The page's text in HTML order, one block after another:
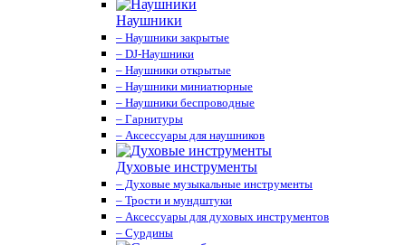
Наушники
– Наушники закрытые
– DJ-Наушники
– Наушники открытые
– Наушники миниатюрные
– Наушники беспроводные
– Гарнитуры
– Аксессуары для наушников
Духовые инструменты
– Духовые музыкальные инструменты
– Трости и мундштуки
– Аксессуары для духовых инструментов
– Сурдины